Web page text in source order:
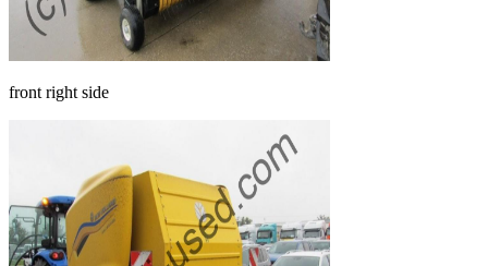
front right side